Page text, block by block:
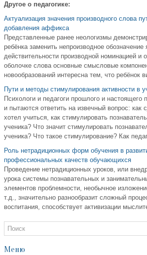
Другое о педагогике:
Актуализация значения производного слова
добавления аффикса
Представленные ранее неологизмы
ребёнка заменить непроизводное
действительности производной номинацией и
оболочке слова основные смысловые
новообразований интересна тем, что ребёнок
Пути и методы стимулирования активности в
Психологи и педагоги прошлого и настоящего
и пытаются ответить на извечный вопрос: как
хотел учиться, как стимулировать
ученика? Что значит стимулировать
ученика? Что такое стимулирование? Как
Роль нетрадиционных форм обучения в
профессиональных качеств обучающихся
Проведение нетрадиционных уроков, или
урока системы познавательных и
элементов проблемности, необычное
т.д., значительно разнообразит сложный
воспитания, способствует активизации
Меню